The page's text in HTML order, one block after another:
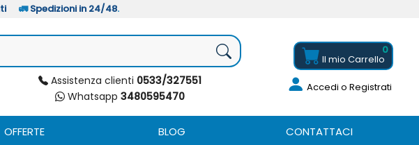
🚛Spedizioni in 24/48.
Assistenza clienti 0533/327551
Whatsapp3480595470
Il mio Carrello
0
Accedi o Registrati
OFFERTE BLOG CONTATTACI